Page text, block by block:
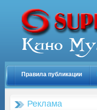
Правила публикации
Реклама